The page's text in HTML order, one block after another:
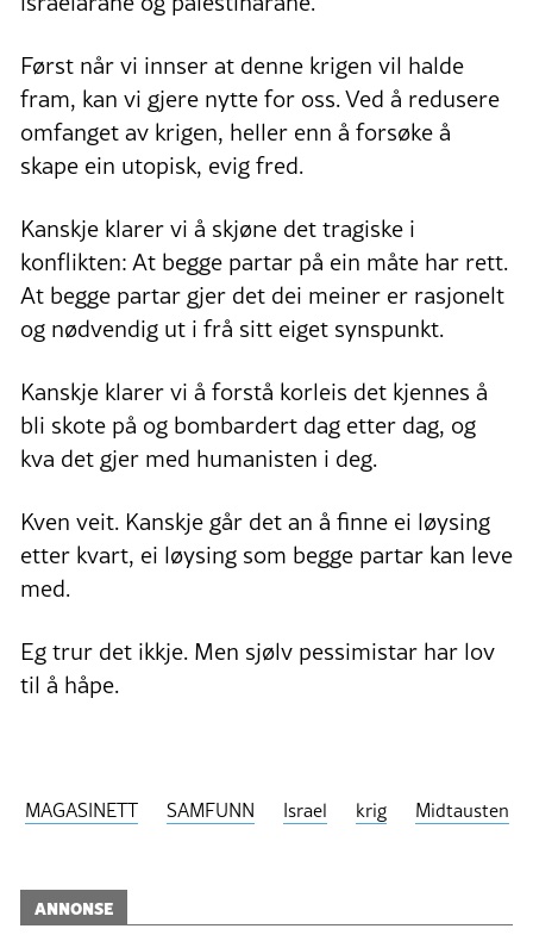
Først når vi innser at denne krigen vil halde
fram, kan vi gjere nytte for oss. Ved å redusere
omfanget av krigen, heller enn å forsøke å
skape ein utopisk, evig fred.
Kanskje klarer vi å skjøne det tragiske i
konflikten: At begge partar på ein måte har rett.
At begge partar gjer det dei meiner er rasjonelt
og nødvendig ut i frå sitt eiget synspunkt.
Kanskje klarer vi å forstå korleis det kjennes å
bli skote på og bombardert dag etter dag, og
kva det gjer med humanisten i deg.
Kven veit. Kanskje går det an å finne ei løysing
etter kvart, ei løysing som begge partar kan leve
med.
Eg trur det ikkje. Men sjølv pessimistar har lov
til å håpe.
MAGASINETT SAMFUNN Israel krig Midtausten
ANNONSE